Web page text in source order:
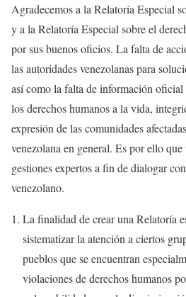
Agradecemos a la Relatoría Especial
y a la Relatoría Especial sobre el
por sus buenos oficios. La falta de
las autoridades venezolanas para
así como la falta de información oficial
los derechos humanos a la vida,
expresión de las comunidades
venezolana en general. Es por ello
gestiones expertos a fin de dialogar
venezolano.
La finalidad de crear una Relatoría
sistematizar la atención a ciertos
pueblos que se encuentran
violaciones de derechos humanos